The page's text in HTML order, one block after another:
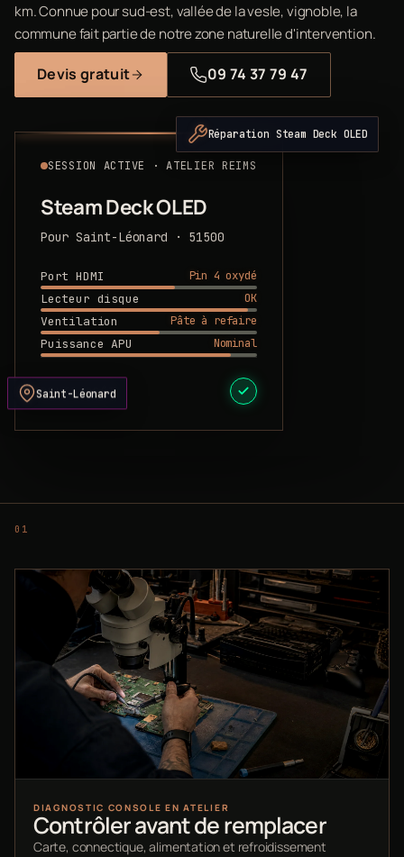
km. Connue pour sud-est, vallée de la vesle, vignoble, la
commune fait partie de notre zone naturelle d'intervention.
Devis gratuit 09 74 37 79 47
SESSION ACTIVE · ATELIER REIMS
Steam Deck OLED
Pour Saint-Léonard · 51500
Port HDMI
Pin 4 oxydé
Lecteur disque
OK
Ventilation
Pâte à refaire
Puissance APU
Nominal
DEVIS PRÊT
Réparation Steam Deck OLED
Saint-Léonard
DIAGNOSTIC CONSOLE EN ATELIER
Contrôler avant de remplacer
Carte, connectique, alimentation et refroidissement